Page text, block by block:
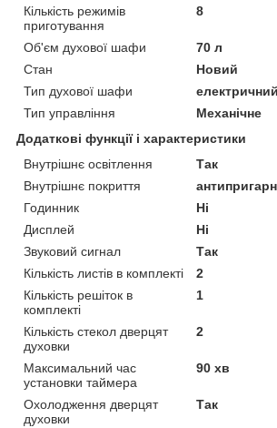
Кількість режимів
приготування
8
Об'єм духової шафи
70 л
Стан
Новий
Тип духової шафи
електричний
Тип управління
Механічне
Додаткові функції і характеристики
Внутрішнє освітлення
Так
Внутрішнє покриття
Годинник
Ні
Дисплей
Ні
Звуковий сигнал
Так
Кількість листів в комплекті
2
Кількість решіток в
комплекті
1
Кількість стекол дверцят
духовки
2
Максимальний час
установки таймера
90 хв
Охолодження дверцят
духовки
Так